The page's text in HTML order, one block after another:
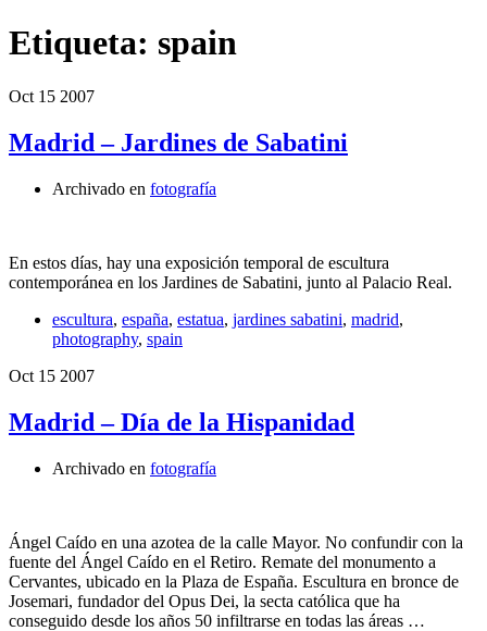
Etiqueta: spain
Oct 15 2007
Madrid – Jardines de Sabatini
Archivado en fotografía
En estos días, hay una exposición temporal de escultura
contemporánea en los Jardines de Sabatini, junto al Palacio Real.
escultura, españa, estatua, jardines sabatini, madrid,
photography, spain
Oct 15 2007
Madrid – Día de la Hispanidad
Archivado en fotografía
Ángel Caído en una azotea de la calle Mayor. No confundir con la
fuente del Ángel Caído en el Retiro. Remate del monumento a
Cervantes, ubicado en la Plaza de España. Escultura en bronce de
Josemari, fundador del Opus Dei, la secta católica que ha
conseguido desde los años 50 infiltrarse en todas las áreas …